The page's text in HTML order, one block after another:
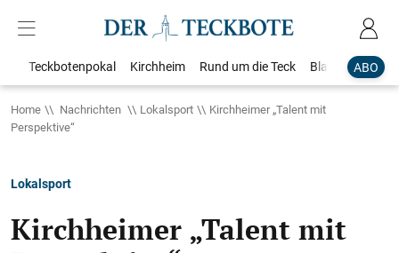
ABO
Teckbotenpokal Kirchheim Rund um die Teck Blaulicht
Home Nachrichten Lokalsport
Kirchheimer „Talent mit
Perspektive“
Lokalsport
Kirchheimer „Talent mit